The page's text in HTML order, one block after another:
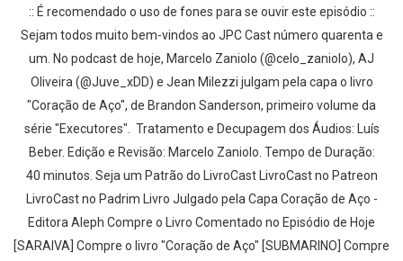
:: É recomendado o uso de fones para se ouvir este episódio ::
Sejam todos muito bem-vindos ao JPC Cast número quarenta e
um. No podcast de hoje, Marcelo Zaniolo (@celo_zaniolo), AJ
Oliveira (@Juve_xDD) e Jean Milezzi julgam pela capa o livro
"Coração de Aço", de Brandon Sanderson, primeiro volume da
série "Executores". Tratamento e Decupagem dos Áudios: Luís
Beber. Edição e Revisão: Marcelo Zaniolo. Tempo de Duração:
40 minutos. Seja um Patrão do LivroCast LivroCast no Patreon
LivroCast no Padrim Livro Julgado pela Capa Coração de Aço -
Editora Aleph Compre o Livro Comentado no Episódio de Hoje
[SARAIVA] Compre o livro "Coração de Aço" [SUBMARINO] Compre